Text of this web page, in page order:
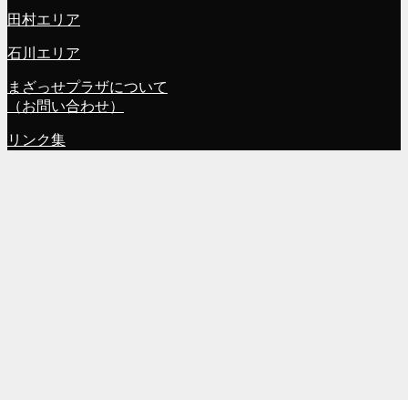
田村エリア
石川エリア
まざっせプラザについて
（お問い合わせ）
リンク集